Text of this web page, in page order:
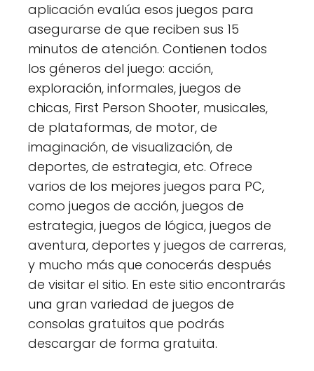
aplicación evalúa esos juegos para
asegurarse de que reciben sus 15
minutos de atención. Contienen todos
los géneros del juego: acción,
exploración, informales, juegos de
chicas, First Person Shooter, musicales,
de plataformas, de motor, de
imaginación, de visualización, de
deportes, de estrategia, etc. Ofrece
varios de los mejores juegos para PC,
como juegos de acción, juegos de
estrategia, juegos de lógica, juegos de
aventura, deportes y juegos de carreras,
y mucho más que conocerás después
de visitar el sitio. En este sitio encontrarás
una gran variedad de juegos de
consolas gratuitos que podrás
descargar de forma gratuita.